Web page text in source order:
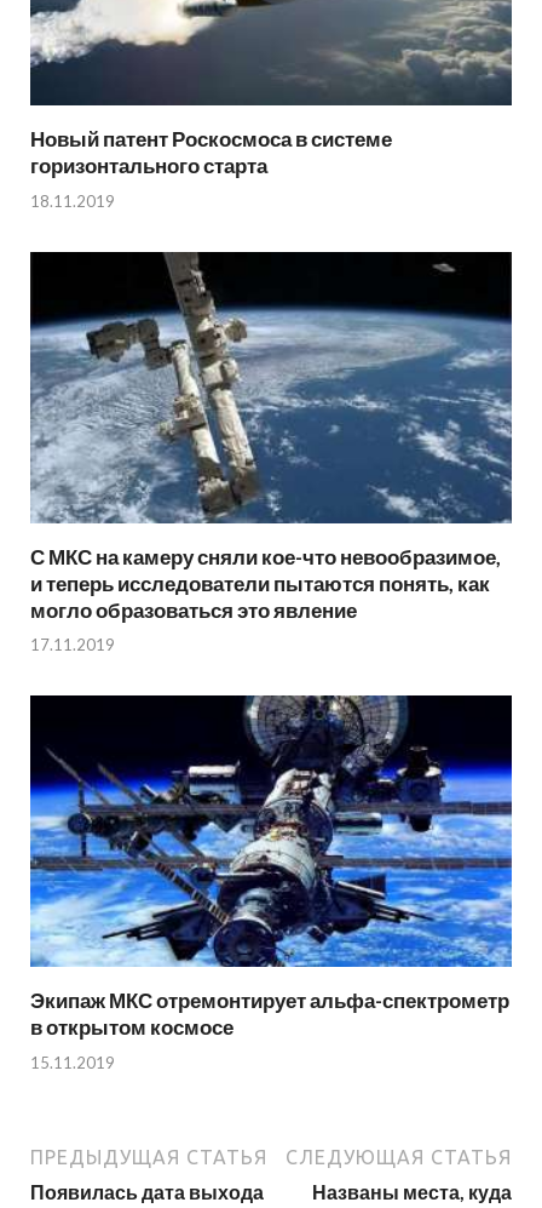
Новый патент Роскосмоса в системе
горизонтального старта
18.11.2019
С МКС на камеру сняли кое-что невообразимое,
и теперь исследователи пытаются понять, как
могло образоваться это явление
17.11.2019
Экипаж МКС отремонтирует альфа-спектрометр
в открытом космосе
15.11.2019
ПРЕДЫДУЩАЯ СТАТЬЯ
Появилась дата выхода
СЛЕДУЮЩАЯ СТАТЬЯ
Названы места, куда